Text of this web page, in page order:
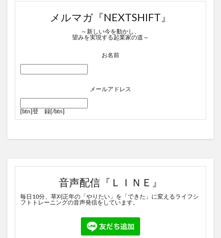
メルマガ『NEXTSHIFT』
～新しい今を動かし、
望みを実現する起業家の道～
お名前
メールアドレス
[btn]登 録[/btn]
音声配信『ＬＩＮＥ』
毎日10分、草刈正年の「やりたい」を「できた」に変えるライフシ
フトトレーニングの音声発信をしています。